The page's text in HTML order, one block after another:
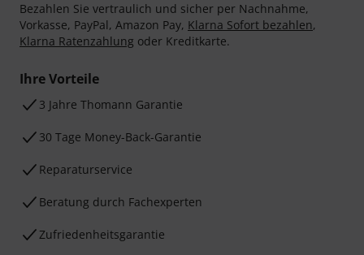
Bezahlen Sie vertraulich und sicher per Nachnahme,
Vorkasse, PayPal, Amazon Pay, Klarna Sofort bezahlen,
Klarna Ratenzahlung oder Kreditkarte.
Ihre Vorteile
3 Jahre Thomann Garantie
30 Tage Money-Back-Garantie
Reparaturservice
Beratung durch Fachexperten
Zufriedenheitsgarantie